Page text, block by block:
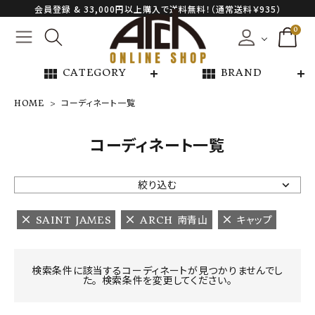
会員登録 & 33,000円以上購入で送料無料！（通常送料￥935）
0
view_module CATEGORY view_module BRAND
NEW ARRIVAL
ARCH EXCLUSIVE
BRAND
HOME コーディネート一覧
コーディネート一覧
絞り込む
SAINT JAMES ARCH 南青山 キャップ
検索条件に該当するコーディネートが見つかりませんでし
た。 検索条件を変更してください。